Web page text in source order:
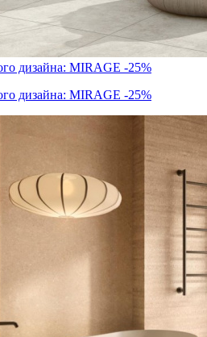
дизайна: MIRAGE -25%
дизайна: MIRAGE -25%